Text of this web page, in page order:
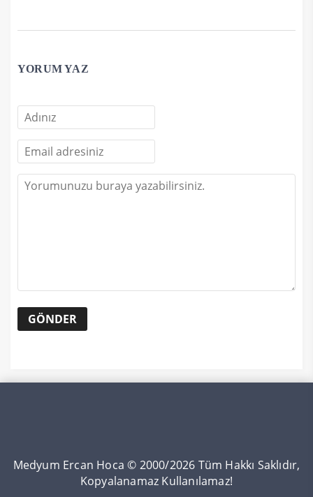
YORUM YAZ
Medyum Ercan Hoca © 2000/2026 Tüm Hakkı Saklıdır,
Kopyalanamaz Kullanılamaz!